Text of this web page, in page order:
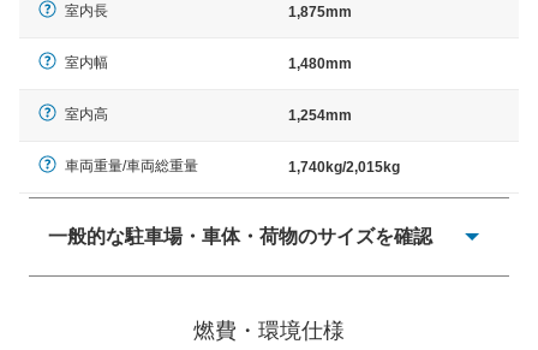
室内長 1,875mm
室内幅 1,480mm
室内高 1,254mm
車両重量/車両総重量 1,740kg/2,015kg
一般的な駐車場・車体・荷物のサイズを確認
× 長さ 5,000mm 車路幅 5,000mmというサイズが標準値
燃費・環境仕様